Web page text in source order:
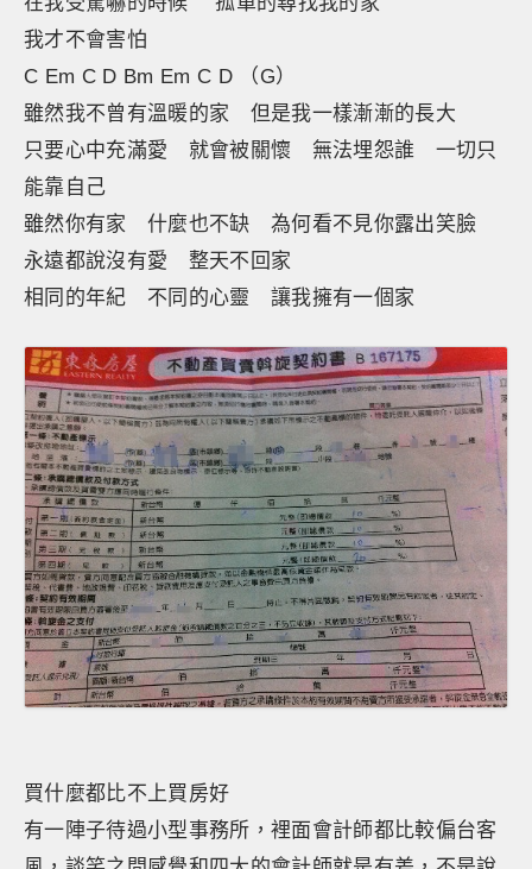
我才不會害怕
C Em C D Bm Em C D （G）
雖然我不曾有溫暖的家 但是我一樣漸漸的長大
只要心中充滿愛 就會被關懷 無法埋怨誰 一切只
能靠自己
雖然你有家 什麼也不缺 為何看不見你露出笑臉
永遠都說沒有愛 整天不回家
相同的年紀 不同的心靈 讓我擁有一個家
買什麼都比不上買房好
有一陣子待過小型事務所，裡面會計師都比較偏台客